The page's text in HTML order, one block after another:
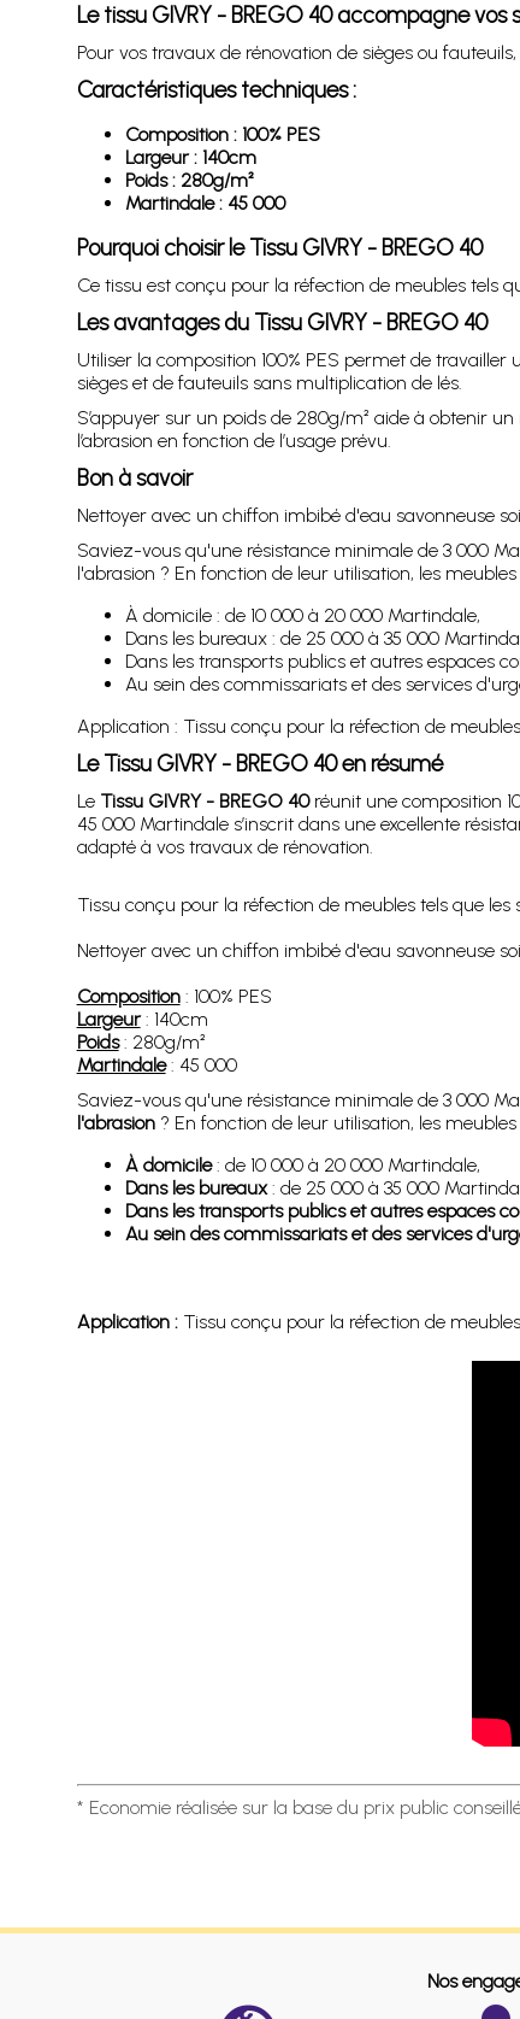
Le tissu GIVRY - BREGO 40 accompagne
Pour vos travaux de rénovation de sièges ou fauteuils,
Caractéristiques techniques :
Composition : 100% PES
Largeur : 140cm
Poids : 280g/m²
Martindale : 45 000
Pourquoi choisir le Tissu GIVRY - BREGO 40
Ce tissu est conçu pour la réfection de meubles tels
Les avantages du Tissu GIVRY - BREGO 40
Utiliser la composition 100% PES permet de
sièges et de fauteuils sans multiplication de lés.
S’appuyer sur un poids de 280g/m² aide à obtenir
l’abrasion en fonction de l’usage prévu.
Bon à savoir
Nettoyer avec un chiffon imbibé d'eau savonneuse
Saviez-vous qu'une résistance minimale de 3 000
l'abrasion ? En fonction de leur utilisation, les
À domicile : de 10 000 à 20 000 Martindale,
Dans les bureaux : de 25 000 à 35 000
Dans les transports publics et autres espaces
Au sein des commissariats et des services
Application : Tissu conçu pour la réfection de
Le Tissu GIVRY - BREGO 40 en résumé
Le Tissu GIVRY - BREGO 40réunit une composition
45 000 Martindale s’inscrit dans une excellente
adapté à vos travaux de rénovation.
Tissu conçu pour la réfection de meubles tels que les
Nettoyer avec un chiffon imbibé d'eau savonneuse
Composition: 100% PES
Largeur : 140cm
Poids: 280g/m²
Martindale: 45 000
Saviez-vous qu'une résistance minimale de 3 000
l'abrasion? En fonction de leur utilisation, les
À domicile: de 10 000 à 20 000 Martindale,
Dans les bureaux: de 25 000 à 35 000
Dans les transports publics et autres espaces
Au sein des commissariats et des services
Application :Tissu conçu pour la réfection de
* Economie réalisée sur la base du prix public
Nos